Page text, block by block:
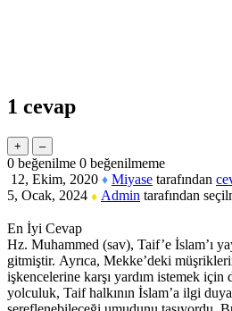
1 cevap
0 beğenilme 0 beğenilmeme
12, Ekim, 2020 ♦ Miyase tarafından
5, Ocak, 2024 ♦ Admin tarafından
En İyi Cevap
Hz. Muhammed (sav), Taif’e İslam’ı
gitmiştir. Ayrıca, Mekke’deki
işkencelerine karşı yardım istemek için
yolculuk, Taif halkının İslam’a ilgi